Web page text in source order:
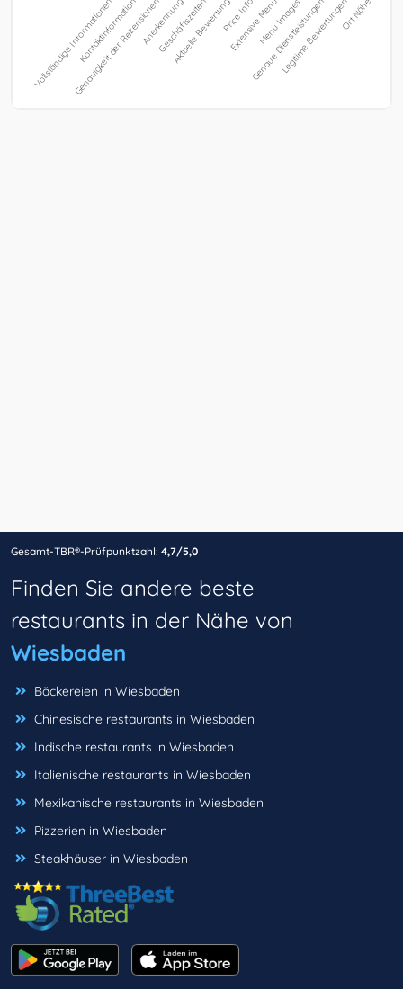
Gesamt-TBR®-Prüfpunktzahl: 4,7/5,0
Finden Sie andere beste
restaurants in der Nähe von
Wiesbaden
Bäckereien in Wiesbaden
Chinesische restaurants in Wiesbaden
Indische restaurants in Wiesbaden
Italienische restaurants in Wiesbaden
Mexikanische restaurants in Wiesbaden
Pizzerien in Wiesbaden
Steakhäuser in Wiesbaden